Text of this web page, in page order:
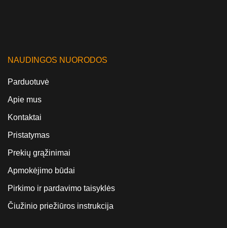
NAUDINGOS NUORODOS
Parduotuvė
Apie mus
Kontaktai
Pristatymas
Prekių grąžinimai
Apmokėjimo būdai
Pirkimo ir pardavimo taisyklės
Čiužinio priežiūros instrukcija